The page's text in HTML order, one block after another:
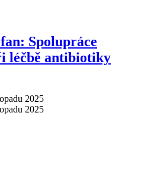
Spolupráce
léčbě antibiotiky
2025
2025